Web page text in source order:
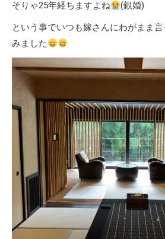
そりゃ25年経ちますよね (銀婚)
という事でいつも嫁さんにわがまま
みました